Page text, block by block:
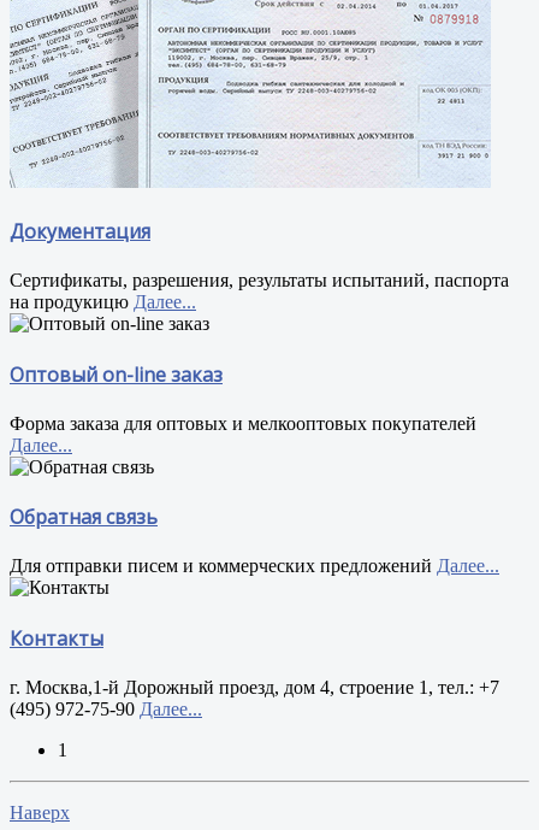
Документация
Сертификаты, разрешения, результаты испытаний, паспорта
на продукицю Далее...
Оптовый on-line заказ
Форма заказа для оптовых и мелкооптовых покупателей
Далее...
Обратная связь
Для отправки писем и коммерческих предложений Далее...
Контакты
г. Москва,1-й Дорожный проезд, дом 4, строение 1, тел.: +7
(495) 972-75-90 Далее...
1
Наверх